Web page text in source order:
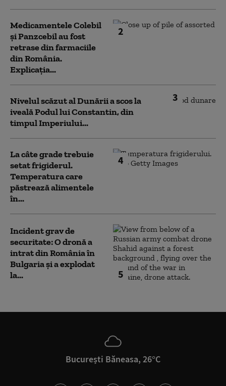
2
Medicamentele Colebil
și Panzcebil au fost
retrase din farmaciile
din România.
Explicația...
3
Nivelul scăzut al Dunării a scos la
iveală Podul lui Constantin, din
timpul Imperiului...
4
La câte grade trebuie
setat frigiderul.
Temperatura care
păstrează alimentele
în...
5
Incident grav de
securitate: O dronă a
intrat din România în
Bulgaria şi a explodat
la...
București Băneasa, 26°C